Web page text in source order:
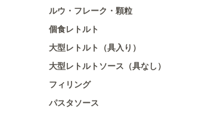
ルウ・フレーク・顆粒
個食レトルト
大型レトルト（具入り）
大型レトルトソース（具なし）
フィリング
パスタソース